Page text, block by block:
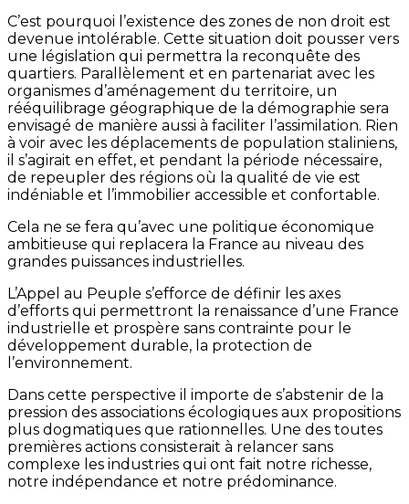
C’est pourquoi l’existence des zones de non droit est
devenue intolérable. Cette situation doit pousser vers
une législation qui permettra la reconquête des
quartiers. Parallèlement et en partenariat avec les
organismes d’aménagement du territoire, un
rééquilibrage géographique de la démographie sera
envisagé de manière aussi à faciliter l’assimilation. Rien
à voir avec les déplacements de population staliniens,
il s’agirait en effet, et pendant la période nécessaire,
de repeupler des régions où la qualité de vie est
indéniable et l’immobilier accessible et confortable.
Cela ne se fera qu’avec une politique économique
ambitieuse qui replacera la France au niveau des
grandes puissances industrielles.
L’Appel au Peuple s’efforce de définir les axes
d’efforts qui permettront la renaissance d’une France
industrielle et prospère sans contrainte pour le
développement durable, la protection de
l’environnement.
Dans cette perspective il importe de s’abstenir de la
pression des associations écologiques aux propositions
plus dogmatiques que rationnelles. Une des toutes
premières actions consisterait à relancer sans
complexe les industries qui ont fait notre richesse,
notre indépendance et notre prédominance.